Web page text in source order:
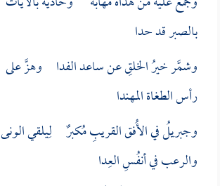
بالصبر قد حدا
وشمَّر خيرُ الخلقِ عن ساعد الفدا وهزَّ على
رأس الطغاة المهندا
وجبريلُ في الأُفق القريبِ مُكبرٌ لِيلقي الونى
والرعب في أنفُسِ العِدا